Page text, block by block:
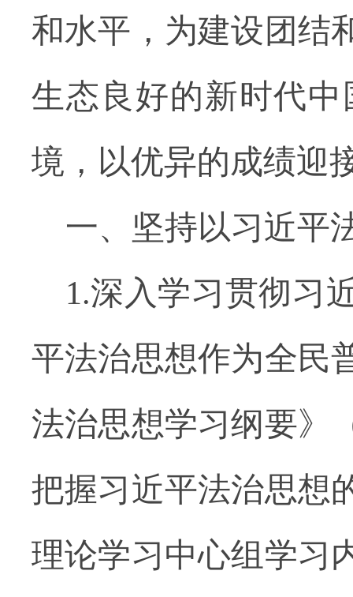
和水平，为建设团结
生态良好的新时代
境，以优异的成绩迎
一、坚持以习近平
1.深入学习贯彻习
平法治思想作为全民
法治思想学习纲要》
把握习近平法治思想
理论学习中心组学习